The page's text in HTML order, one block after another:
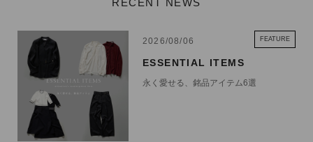
RECENT NEWS
2026/08/06 FEATURE
ESSENTIAL ITEMS
永く愛せる、銘品アイテム6選